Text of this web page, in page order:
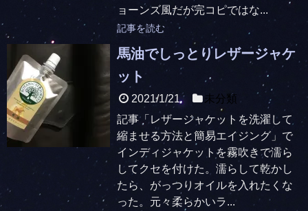
ョーンズ風だが完コピではな...
記事を読む
馬油でしっとりレザージャケ
ット
2021/1/21
未分類
記事「レザージャケットを洗濯して
縮ませる方法と簡易エイジング」で
インディジャケットを霧吹きで濡ら
してクセを付けた。濡らして乾かし
たら、がっつりオイルを入れたくな
った。元々柔らかいラ...